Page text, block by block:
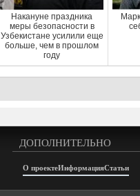
Накануне праздника
меры безопасности в
Узбекистане усилили еще
больше, чем в прошлом
году
ДОПОЛНИТЕЛЬНО
О проектеИнформацияСтатьи